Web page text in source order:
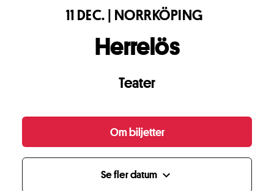
11 DEC. | NORRKÖPING
Herrelös
Teater
Om biljetter
Se fler datum expand_more